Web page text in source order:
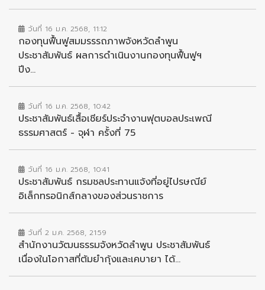
วันที่ 16 ม.ค. 2568, 11:12
กองทุนฟื้นฟูสมมรรรถภาพจังหวัดลำพูน
ประชาสัมพันธ์ ผลการดำเนินงานกองทุนฟื้นฟูฯ
ปีง...
วันที่ 16 ม.ค. 2568, 10:42
ประชาสัมพันธ์เสื้อเชียร์ประจำงานฟุตบอลประเพณี
ธรรมศาสตร์ - จุฬา ครั้งที่ 75
วันที่ 16 ม.ค. 2568, 10:41
ประชาสัมพันธ์ กรมชลประทานแจ้งที่อยู่ไปรษณีย์
อิเล็กทรอนิกส์กลางของส่วนราชการ
วันที่ 2 ม.ค. 2568, 21:59
สำนักงานวัฒนธรรมจังหวัดลำพูน ประชาสัมพันธ์
เนื่องในโอกาสที่ต้มยำกุ้งและเคบายา ได้...